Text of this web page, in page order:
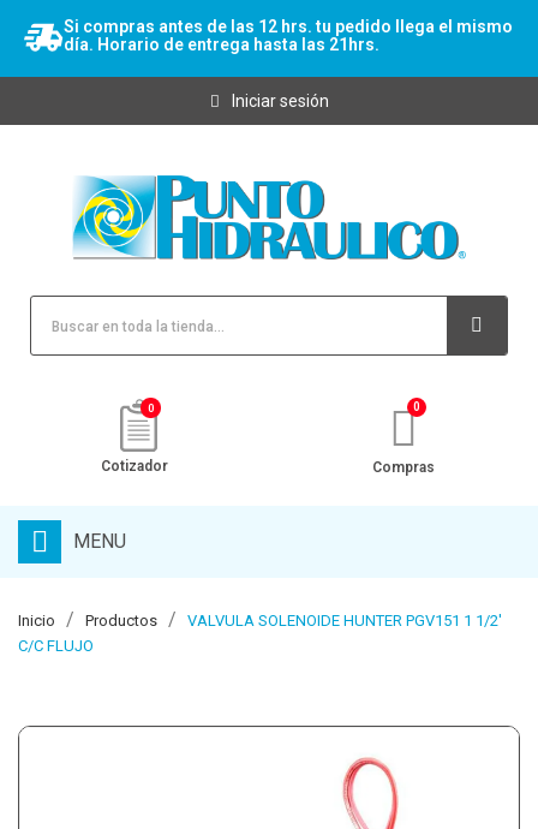
Si compras antes de las 12 hrs. tu pedido llega el mismo
día. Horario de entrega hasta las 21hrs.
Iniciar sesión
0
Cotizador Compras
MENU
Inicio Productos
VALVULA SOLENOIDE HUNTER PGV151 1 1/2'
C/C FLUJO